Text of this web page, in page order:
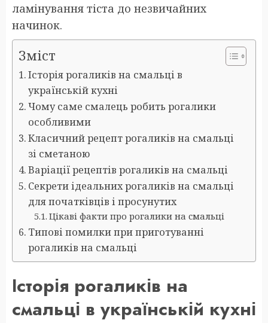
ламінування тіста до незвичайних
начинок.
Зміст
Історія рогаликів на смальці в
українській кухні
Чому саме смалець робить рогалики
особливими
Класичний рецепт рогаликів на смальці
зі сметаною
Варіації рецептів рогаликів на смальці
Секрети ідеальних рогаликів на смальці
для початківців і просунутих
Цікаві факти про рогалики на смальці
Типові помилки при приготуванні
рогаликів на смальці
Історія рогаликів на
смальці в українській кухні